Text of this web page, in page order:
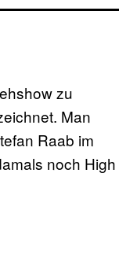
zu
Man
Raab im
noch High